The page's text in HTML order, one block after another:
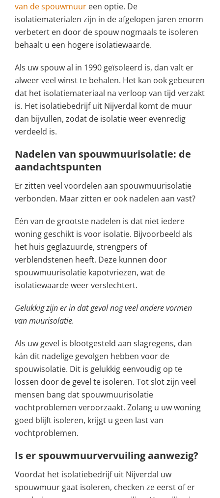
van de spouwmuur een optie. De
isolatiematerialen zijn in de afgelopen jaren enorm
verbetert en door de spouw nogmaals te isoleren
behaalt u een hogere isolatiewaarde.
Als uw spouw al in 1990 geïsoleerd is, dan valt er
alweer veel winst te behalen. Het kan ook gebeuren
dat het isolatiemateriaal na verloop van tijd verzakt
is. Het isolatiebedrijf uit Nijverdal komt de muur
dan bijvullen, zodat de isolatie weer evenredig
verdeeld is.
Nadelen van spouwmuurisolatie: de
aandachtspunten
Er zitten veel voordelen aan spouwmuurisolatie
verbonden. Maar zitten er ook nadelen aan vast?
Eén van de grootste nadelen is dat niet iedere
woning geschikt is voor isolatie. Bijvoorbeeld als
het huis geglazuurde, strengpers of
verblendstenen heeft. Deze kunnen door
spouwmuurisolatie kapotvriezen, wat de
isolatiewaarde weer verslechtert.
Gelukkig zijn er in dat geval nog veel andere vormen
van muurisolatie.
Als uw gevel is blootgesteld aan slagregens, dan
kán dit nadelige gevolgen hebben voor de
spouwisolatie. Dit is gelukkig eenvoudig op te
lossen door de gevel te isoleren. Tot slot zijn veel
mensen bang dat spouwmuurisolatie
vochtproblemen veroorzaakt. Zolang u uw woning
goed blijft isoleren, krijgt u geen last van
vochtproblemen.
Is er spouwmuurvervuiling aanwezig?
Voordat het isolatiebedrijf uit Nijverdal uw
spouwmuur gaat isoleren, checken ze eerst of er